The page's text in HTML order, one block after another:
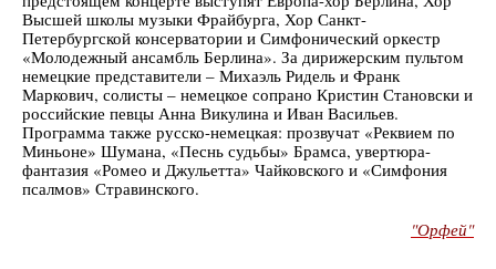
Высшей школы музыки Фрайбурга, Хор Санкт-
Петербургской консерватории и Симфонический оркестр
«Молодежный ансамбль Берлина». За дирижерским пультом
немецкие представители – Михаэль Ридель и Франк
Маркович, солисты – немецкое сопрано Кристин Становски и
российские певцы Анна Викулина и Иван Васильев.
Программа также русско-немецкая: прозвучат «Реквием по
Миньоне» Шумана, «Песнь судьбы» Брамса, увертюра-
фантазия «Ромео и Джульетта» Чайковского и «Симфония
псалмов» Стравинского.
"Орфей"